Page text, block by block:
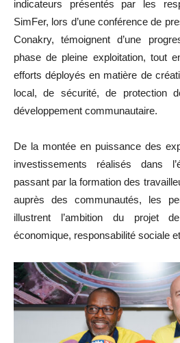
indicateurs présentés par les
SimFer, lors d’une conférence de
Conakry, témoignent d’une
phase de pleine exploitation, tout
efforts déployés en matière de
local, de sécurité, de protection
développement communautaire.
De la montée en puissance des
investissements réalisés dans
passant par la formation des
auprès des communautés, les
illustrent l’ambition du projet
économique, responsabilité sociale